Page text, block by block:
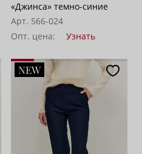
«Джинса» темно-синие
Арт. 566-024
Опт. цена:
Узнать
NEW